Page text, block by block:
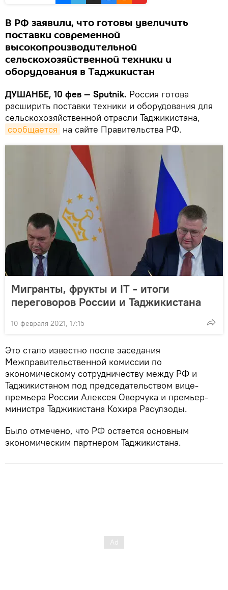
В РФ заявили, что готовы увеличить
поставки современной
высокопроизводительной
сельскохозяйственной техники и
оборудования в Таджикистан
ДУШАНБЕ, 10 фев — Sputnik. Россия готова
расширить поставки техники и оборудования для
сельскохозяйственной отрасли Таджикистана,
сообщается на сайте Правительства РФ.
Мигранты, фрукты и IT - итоги
переговоров России и Таджикистана
10 февраля 2021, 17:15
Это стало известно после заседания
Межправительственной комиссии по
экономическому сотрудничеству между РФ и
Таджикистаном под председательством вице-
премьера России Алексея Оверчука и премьер-
министра Таджикистана Кохира Расулзоды.
Было отмечено, что РФ остается основным
экономическим партнером Таджикистана.